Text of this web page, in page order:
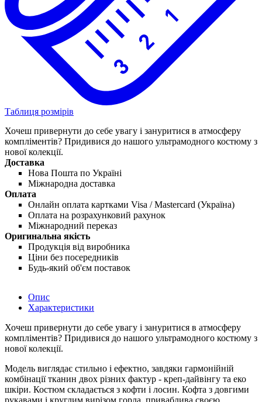
Таблиця розмірів
Хочеш привернути до себе увагу і зануритися в атмосферу
компліментів? Придивися до нашого ультрамодного костюму з
нової колекції.
Доставка
Нова Пошта по Україні
Міжнародна доставка
Оплата
Онлайн оплата картками Visa / Mastercard (Україна)
Оплата на розрахунковий рахунок
Міжнародний переказ
Оригинальна якість
Продукція від виробника
Ціни без посередників
Будь-який об'єм поставок
Опис
Характеристики
Хочеш привернути до себе увагу і зануритися в атмосферу
компліментів? Придивися до нашого ультрамодного костюму з
нової колекції.
Модель виглядає стильно і ефектно, завдяки гармонійній
комбінації тканин двох різних фактур - креп-дайвінгу та еко
шкіри. Костюм складається з кофти і лосин. Кофта з довгими